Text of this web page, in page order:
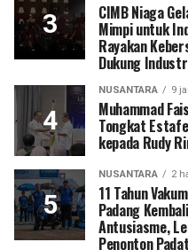
CIMB Niaga
Mimpi untuk
Rayakan
Dukung
NUSANTARA 9
Muhammad
Tongkat
kepada Rudy
NUSANTARA 2
11 Tahun
Padang
Antusiasme,
Penonton